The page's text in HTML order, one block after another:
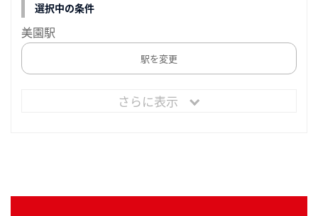
選択中の条件
美園駅
駅を変更
さらに表示